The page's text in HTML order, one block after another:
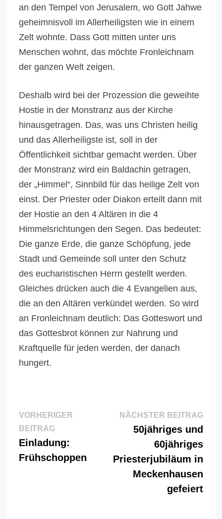
an den Tempel von Jerusalem, wo Gott Jahwe
geheimnisvoll im Allerheiligsten wie in einem
Zelt wohnte. Dass Gott mitten unter uns
Menschen wohnt, das möchte Fronleichnam
der ganzen Welt zeigen.
Deshalb wird bei der Prozession die geweihte
Hostie in der Monstranz aus der Kirche
hinausgetragen. Das, was uns Christen heilig
und das Allerheiligste ist, soll in der
Öffentlichkeit sichtbar gemacht werden. Über
der Monstranz wird ein Baldachin getragen,
der „Himmel“, Sinnbild für das heilige Zelt von
einst. Der Priester oder Diakon erteilt dann mit
der Hostie an den 4 Altären in die 4
Himmelsrichtungen den Segen. Das bedeutet:
Die ganze Erde, die ganze Schöpfung, jede
Stadt und Gemeinde soll unter den Schutz
des eucharistischen Herrn gestellt werden.
Gleiches drücken auch die 4 Evangelien aus,
die an den Altären verkündet werden. So wird
an Fronleichnam deutlich: Das Gotteswort und
das Gottesbrot können zur Nahrung und
Kraftquelle für jeden werden, der danach
hungert.
Beitragsnavigation
VORHERIGER
BEITRAGVorheriger
Beitrag:
Einladung:
Frühschoppen
NÄCHSTER BEITRAG
50jähriges und
60jähriges
Priesterjubiläum in
Meckenhausen
gefeiert